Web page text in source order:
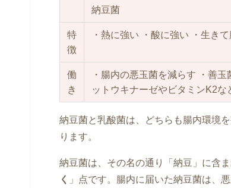
納豆菌
特
徴
・熱に強い ・酸に強い ・生きて
働
き
・腸内の悪玉菌を減らす ・善玉
ットウキナーゼやビタミンK2な
納豆菌と乳酸菌は、どちらも腸内環境
ります。
納豆菌は、その名の通り「納豆」に含
く
」点です。腸内に届いた納豆菌は、